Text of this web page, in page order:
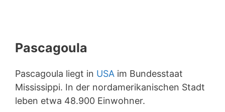
Pascagoula
Pascagoula liegt in USA im Bundesstaat
Mississippi. In der nordamerikanischen Stadt
leben etwa 48.900 Einwohner.